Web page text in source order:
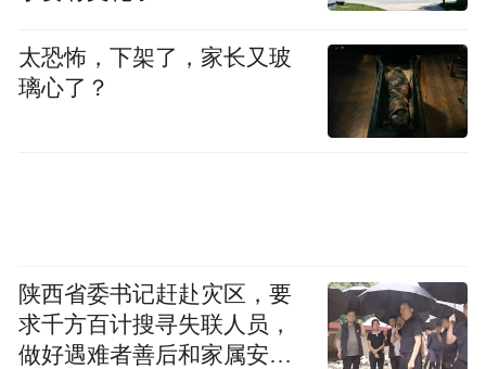
太恐怖，下架了，家长又玻
璃心了？
陕西省委书记赶赴灾区，要
求千方百计搜寻失联人员，
做好遇难者善后和家属安抚